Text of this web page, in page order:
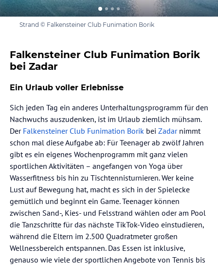
Strand © Falkensteiner Club Funimation Borik
Falkensteiner Club Funimation Borik
bei Zadar
Ein Urlaub voller Erlebnisse
Sich jeden Tag ein anderes Unterhaltungsprogramm für den
Nachwuchs auszudenken, ist im Urlaub ziemlich mühsam.
DerFalkensteiner Club Funimation Borik bei Zadarnimmt
schon mal diese Aufgabe ab: Für Teenager ab zwölf Jahren
gibt es ein eigenes Wochenprogramm mit ganz vielen
sportlichen Aktivitäten – angefangen von Yoga über
Wasserfitness bis hin zu Tischtennisturnieren. Wer keine
Lust auf Bewegung hat, macht es sich in der Spielecke
gemütlich und beginnt ein Game. Teenager können
zwischen Sand-, Kies- und Felsstrand wählen oder am Pool
die Tanzschritte für das nächste TikTok-Video einstudieren,
während die Eltern im 2.500 Quadratmeter großen
Wellnessbereich entspannen. Das Essen ist inklusive,
genauso wie viele der sportlichen Angebote von Tennis bis